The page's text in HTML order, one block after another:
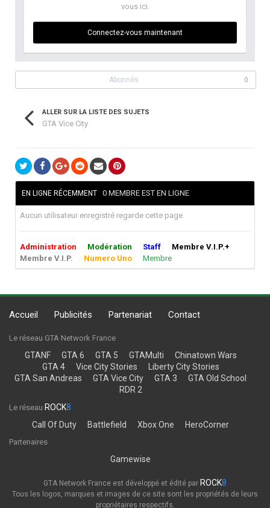
vous ici.
Connectez-vous maintenant
Abonnés 0
ALLER SUR LA LISTE DES SUJETS
GTA Vice City
EN LIGNE RÉCEMMENT 0 MEMBRE EST EN LIGNE
Aucun utilisateur enregistré regarde cette page.
Administration Modération Staff
Membre V.I.P.+
Membre V.I.P.
Numero Uno Membre
Accueil Publicités Partenariat Contact
Le réseau GTA Network France
GTANF GTA 6 GTA 5 GTAMulti
Chinatown Wars
GTA 4
Vice City Stories
Liberty City Stories
GTA San Andreas
GTA Vice City GTA 3
GTA Old School
RDR 2
Le réseau ROCK8
Call Of Duty
Battlefield Xbox One HeroCorner
Partenaires
Gamewise
GTA Network France est développé et édité par ROCK8
Tous les logos, marques et images de ce site sont les propriétés de leurs
propriétaires respectifs.